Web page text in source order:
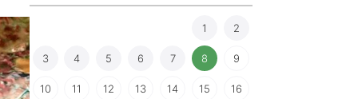
1 2
3 4 5 6 7 8 9
10 11 12 13 14 15 16